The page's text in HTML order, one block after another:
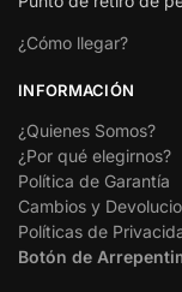
¿Cómo llegar?
INFORMACIÓN
¿Quienes Somos?
¿Por qué elegirnos?
Política de Garantía
Cambios y
Políticas de
Botón de